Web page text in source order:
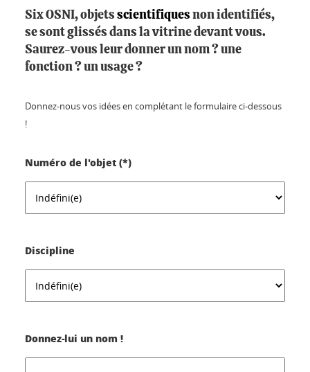
Six OSNI, objets scientifiquesnon identifiés,
se sont glissés dans la vitrine devant vous.
Saurez-vous leur donner un nom ? une
fonction ? un usage ?
Donnez-nous vos idées en complétant le formulaire ci-dessous
!
Numéro de l'objet (*)
Discipline
Donnez-lui un nom !